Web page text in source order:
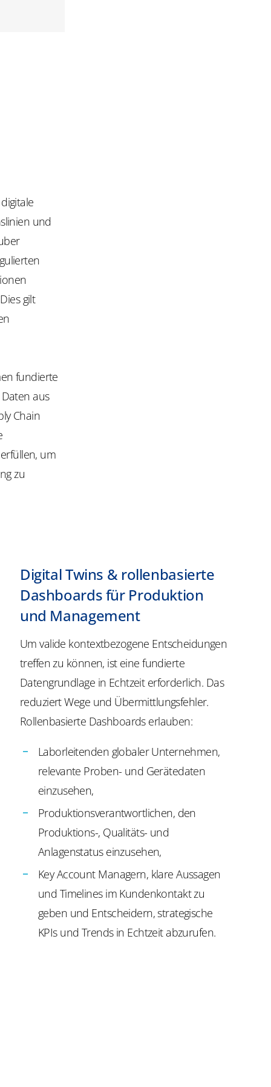
und
gilt
fundierte
aus
Chain
um
zu
Digital Twins & rollenbasierte
Dashboards für Produktion
und Management
Um valide kontextbezogene Entscheidungen
treffen zu können, ist eine fundierte
Datengrundlage in Echtzeit erforderlich. Das
reduziert Wege und Übermittlungsfehler.
Rollenbasierte Dashboards erlauben:
Laborleitenden globaler Unternehmen,
relevante Proben- und Gerätedaten
einzusehen,
Produktionsverantwortlichen, den
Produktions-, Qualitäts- und
Anlagenstatus einzusehen,
Key Account Managern, klare Aussagen
und Timelines im Kundenkontakt zu
geben und Entscheidern, strategische
KPIs und Trends in Echtzeit abzurufen.